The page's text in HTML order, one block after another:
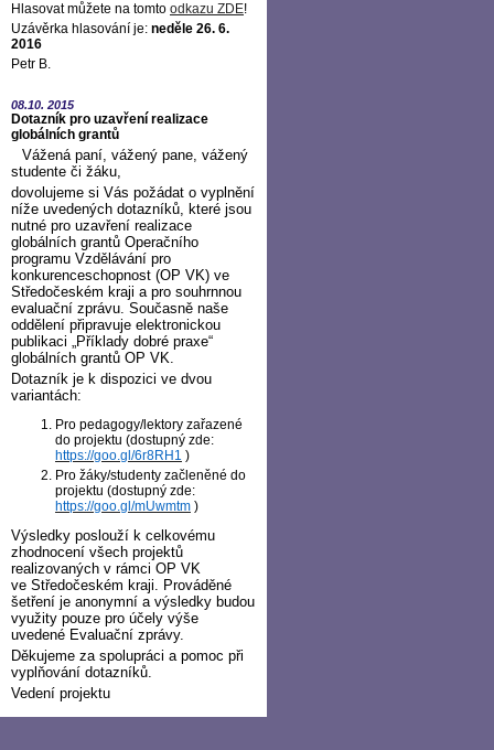
Hlasovat můžete na tomto odkazu ZDE!
Uzávěrka hlasování je: neděle 26. 6.
2016
Petr B.
08.10. 2015
Dotazník pro uzavření realizace
globálních grantů
Vážená paní, vážený pane, vážený
studente či žáku,
dovolujeme si Vás požádat o vyplnění
níže uvedených dotazníků, které jsou
nutné pro uzavření realizace
globálních grantů Operačního
programu Vzdělávání pro
konkurenceschopnost (OP VK) ve
Středočeském kraji a pro souhrnnou
evaluační zprávu. Současně naše
oddělení připravuje elektronickou
publikaci „Příklady dobré praxe“
globálních grantů OP VK.
Dotazník je k dispozici ve dvou
variantách:
Pro pedagogy/lektory zařazené
do projektu (dostupný zde:
https://goo.gl/6r8RH1 )
Pro žáky/studenty začleněné do
projektu (dostupný zde:
https://goo.gl/mUwmtm )
Výsledky poslouží k celkovému
zhodnocení všech projektů
realizovaných v rámci OP VK
ve Středočeském kraji. Prováděné
šetření je anonymní a výsledky budou
využity pouze pro účely výše
uvedené Evaluační zprávy.
Děkujeme za spolupráci a pomoc při
vyplňování dotazníků.
Vedení projektu